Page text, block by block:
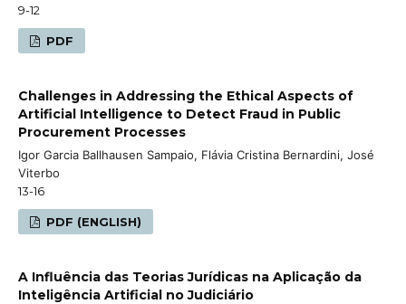
9-12
PDF
Challenges in Addressing the Ethical Aspects of
Artificial Intelligence to Detect Fraud in Public
Procurement Processes
Igor Garcia Ballhausen Sampaio, Flávia Cristina Bernardini, José
Viterbo
13-16
PDF (ENGLISH)
A Influência das Teorias Jurídicas na Aplicação da
Inteligência Artificial no Judiciário